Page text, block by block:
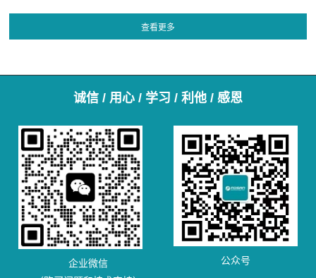
诚信 / 用心 / 学习 / 利他 / 感恩
企业微信
公众号